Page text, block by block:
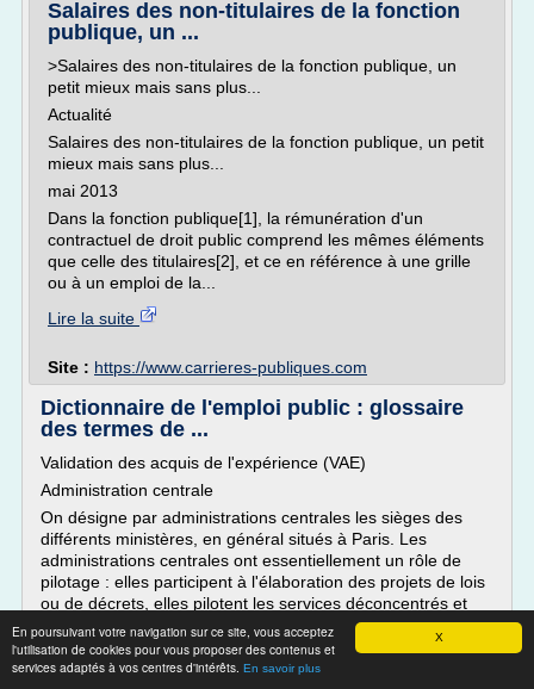
X
En poursuivant votre navigation sur ce site, vous acceptez
l'utilisation de cookies pour vous proposer des contenus et
services adaptés à vos centres d'intérêts. En savoir plus
Salaires des non-titulaires de la fonction
publique, un ...
>Salaires des non-titulaires de la fonction publique, un
petit mieux mais sans plus...
Actualité
Salaires des non-titulaires de la fonction publique, un petit
mieux mais sans plus...
mai 2013
Dans la fonction publique[1], la rémunération d'un
contractuel de droit public comprend les mêmes éléments
que celle des titulaires[2], et ce en référence à une grille
ou à un emploi de la...
Lire la suite
Site : https://www.carrieres-publiques.com
Dictionnaire de l'emploi public : glossaire
des termes de ...
Validation des acquis de l'expérience (VAE)
Administration centrale
On désigne par administrations centrales les sièges des
différents ministères, en général situés à Paris. Les
administrations centrales ont essentiellement un rôle de
pilotage : elles participent à l'élaboration des projets de lois
ou de décrets, elles pilotent les services déconcentrés et
veillent à...
Lire la suite